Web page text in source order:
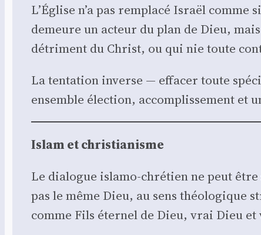
L’Église n’a pas rem­pla­cé Israël
demeure un acteur du plan de Dieu,
détri­ment du Christ, ou qui nie toute
La ten­ta­tion inverse — effa­cer toute
ensemble élec­tion, accom­plis­se­ment et
Islam et chris­tia­nisme
Le dia­logue isla­mo-chré­tien ne peut
pas le même Dieu, au sens théo­lo­gique
comme Fils éter­nel de Dieu, vrai Dieu